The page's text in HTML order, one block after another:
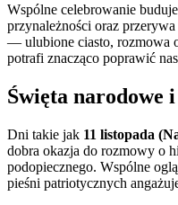
Wspólne celebrowanie
przynależności oraz
— ulubione ciasto, rozmowa
potrafi znacząco poprawić
Święta narodowe
Dni takie jak 11 listopada
dobra okazja do rozmowy o
podopiecznego. Wspólne
pieśni patriotycznych